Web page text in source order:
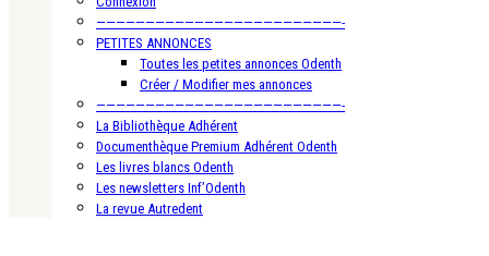
—————————————————————————-
PETITES ANNONCES
Toutes les petites annonces Odenth
Créer / Modifier mes annonces
—————————————————————————-
La Bibliothèque Adhérent
Documenthèque Premium Adhérent Odenth
Les livres blancs Odenth
Les newsletters Inf’Odenth
La revue Autredent